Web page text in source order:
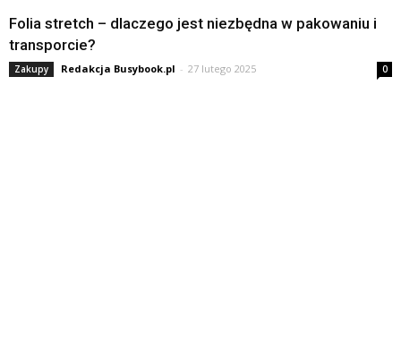
Folia stretch – dlaczego jest niezbędna w pakowaniu i
transporcie?
Zakupy Redakcja Busybook.pl - 27 lutego 2025 0